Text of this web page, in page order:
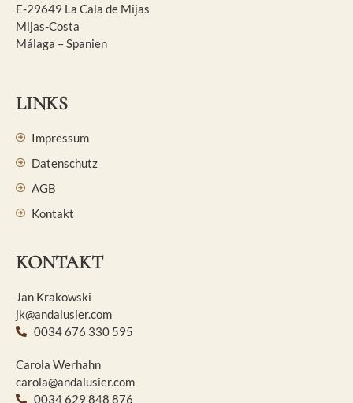
E-29649 La Cala de Mijas
Mijas-Costa
Málaga – Spanien
LINKS
Impressum
Datenschutz
AGB
Kontakt
KONTAKT
Jan Krakowski
jk@andalusier.com
0034 676 330 595
Carola Werhahn
carola@andalusier.com
0034 629 848 876